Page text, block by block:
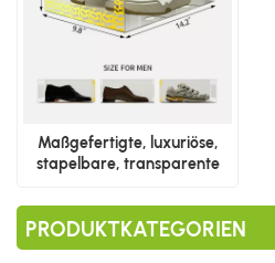
Maßgefertigte, luxuriöse,
stapelbare, transparente
PRODUKTKATEGORIEN